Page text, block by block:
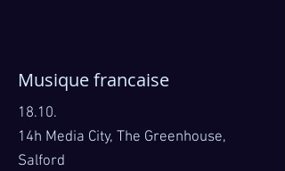
Musique francaise
18.10.
14h Media City, The Greenhouse,
Salford